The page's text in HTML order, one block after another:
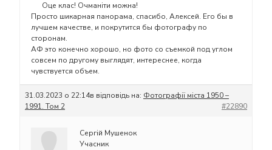
Оце клас! Очманіти можна!
Просто шикарная панорама, спасибо, Алексей. Его бы в
лучшем качестве, и покрутится бы фотографу по
сторонам.
АФ это конечно хорошо, но фото со съемкой под углом
совсем по другому выглядят, интереснее, когда
чувствуется объем.
31.03.2023 о 22:14в відповідь на: Фотографії міста 1950 –
1991. Том 2
#22890
Сергій Мушенок
Учасник